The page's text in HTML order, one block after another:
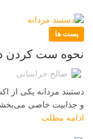
پست ها
نحوه ست کردن
صالح خراسانی
دستبند مردانه یکی
و جذابیت خاصی
ادامه مطلب